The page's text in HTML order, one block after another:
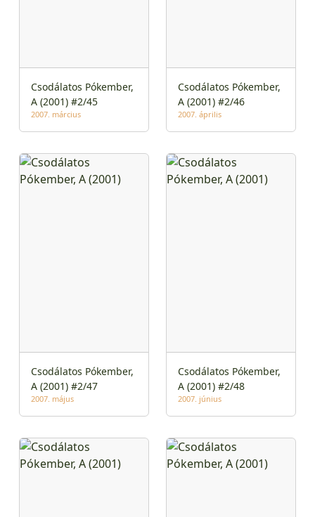
Csodálatos Pókember,
A (2001) #2/45
2007. március
Csodálatos Pókember,
A (2001) #2/46
2007. április
Csodálatos Pókember,
A (2001) #2/47
2007. május
Csodálatos Pókember,
A (2001) #2/48
2007. június